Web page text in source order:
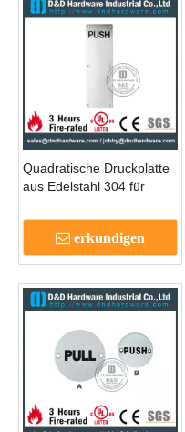
Quadratische Druckplatte
aus Edelstahl 304 für
DDSP005
erkundigen